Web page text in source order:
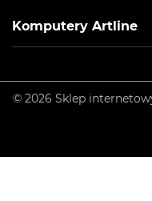
Komputery Artline
© 2026 Sklep